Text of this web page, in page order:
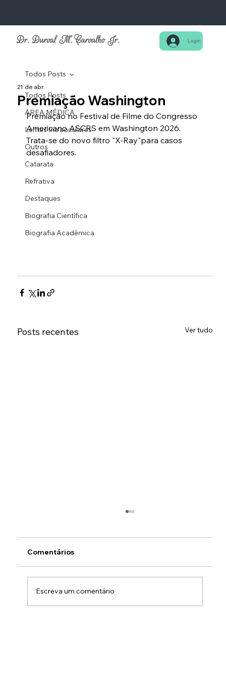
Login
Todos Posts
ÁREA MÉDICA
Lentes Intraoculares
Outros
Catarata
Refrativa
Destaques
Biografia Científica
Biografia Acadêmica
Todos Posts
Premiação Washington
21 de abr.
Premiação no Festival de Filme do Congresso
Americano ASCRS em Washington 2026.
Trata-se do novo filtro "X-Ray"para casos
desafiadores.
Posts recentes Ver tudo
Premiação Copenhague
Comentários
Escreva um comentário